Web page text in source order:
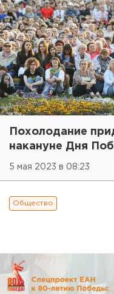
Похолодание
накануне Дня
5 мая 2023 в 08:23
Общество